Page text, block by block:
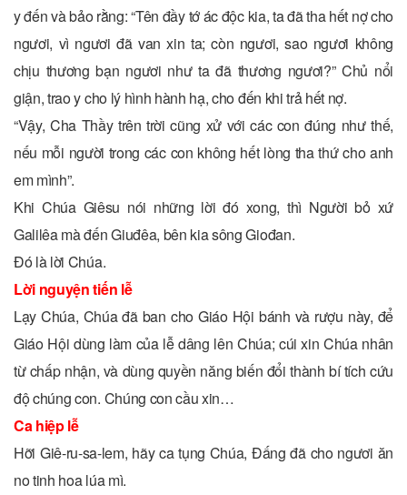
y đến và bảo rằng: “Tên đầy tớ ác độc kia, ta đã tha hết nợ cho
ngươi, vì ngươi đã van xin ta; còn ngươi, sao ngươi không
chịu thương bạn ngươi như ta đã thương ngươi?” Chủ nổi
giận, trao y cho lý hình hành hạ, cho đến khi trả hết nợ.
“Vậy, Cha Thầy trên trời cũng xử với các con đúng như thế,
nếu mỗi người trong các con không hết lòng tha thứ cho anh
em mình”.
Khi Chúa Giêsu nói những lời đó xong, thì Người bỏ xứ
Galilêa mà đến Giuđêa, bên kia sông Giođan.
Ðó là lời Chúa.
Lời nguyện tiến lễ
Lạy Chúa, Chúa đã ban cho Giáo Hội bánh và rượu này, để
Giáo Hội dùng làm của lễ dâng lên Chúa; cúi xin Chúa nhân
từ chấp nhận, và dùng quyền năng biến đổi thành bí tích cứu
độ chúng con. Chúng con cầu xin…
Ca hiệp lễ
Hỡi Giê-ru-sa-lem, hãy ca tụng Chúa, Đấng đã cho ngươi ăn
no tinh hoa lúa mì.